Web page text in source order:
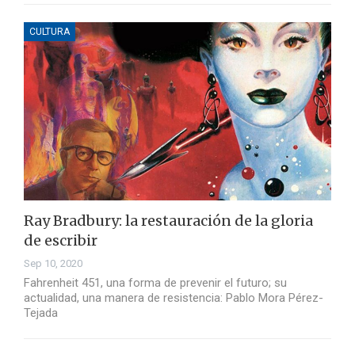
CULTURA
Ray Bradbury: la restauración de la gloria
de escribir
Sep 10, 2020
Fahrenheit 451, una forma de prevenir el futuro; su
actualidad, una manera de resistencia: Pablo Mora Pérez-
Tejada